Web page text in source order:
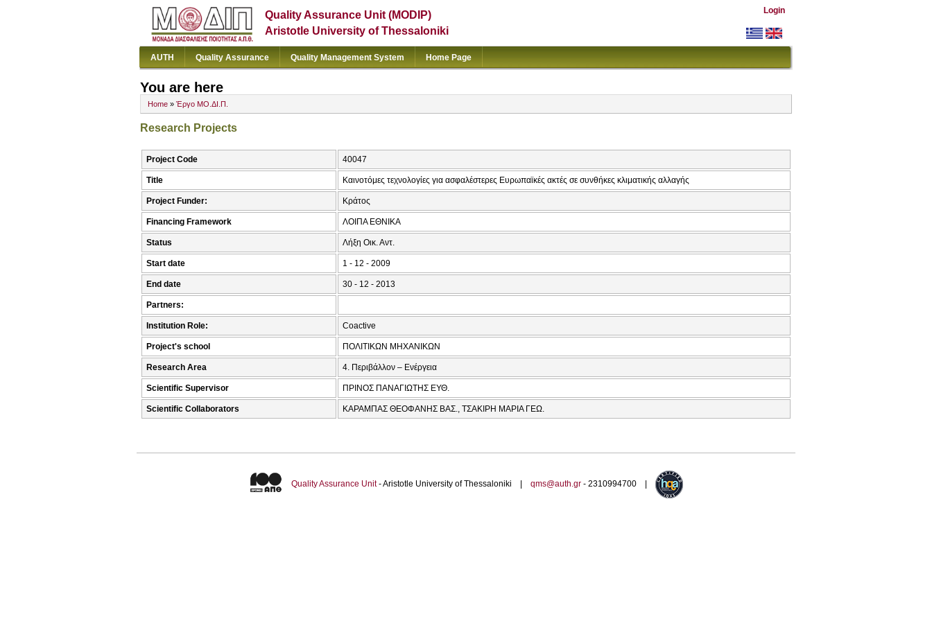
Quality Assurance Unit (MODIP)
Aristotle University of Thessaloniki
Login
AUTH Quality Assurance Quality Management System Home Page
You are here
Home » Έργο ΜΟ.ΔΙ.Π.
Research Projects
Project Code 40047
Title Καινοτόμες τεχνολογίες για ασφαλέστερες Ευρωπαϊκές ακτές σε συνθήκες κλιματικής αλλαγής
Project Funder: Κράτος
Financing Framework ΛΟΙΠΑ ΕΘΝΙΚΑ
Status Λήξη Οικ. Αντ.
Start date 1 - 12 - 2009
End date 30 - 12 - 2013
Partners:
Institution Role: Coactive
Project's school ΠΟΛΙΤΙΚΩΝ ΜΗΧΑΝΙΚΩΝ
Research Area 4. Περιβάλλον – Ενέργεια
Scientific Supervisor ΠΡΙΝΟΣ ΠΑΝΑΓΙΩΤΗΣ ΕΥΘ.
Scientific Collaborators ΚΑΡΑΜΠΑΣ ΘΕΟΦΑΝΗΣ ΒΑΣ., ΤΣΑΚΙΡΗ ΜΑΡΙΑ ΓΕΩ.
Quality Assurance Unit- Aristotle University of Thessaloniki | qms@auth.gr- 2310994700 |